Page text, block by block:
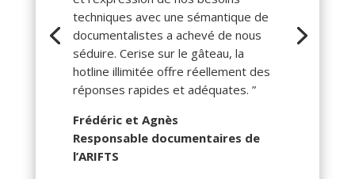
techniques avec une sémantique de
documentalistes a achevé de nous
séduire. Cerise sur le gâteau, la
hotline illimitée offre réellement des
réponses rapides et adéquates. ”
Frédéric et Agnès
Responsable documentaires de
l’ARIFTS